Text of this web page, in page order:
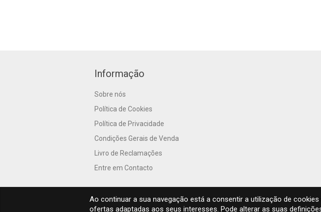
Informação
Sobre nós
Política de Cookies
Política de Privacidade
Condições Gerais de Venda
Livro de Reclamações
Entre em Contacto
Ao continuar a sua navegação está a consentir a utilização de
ofertas adaptadas aos seus interesses. Pode alterar as suas